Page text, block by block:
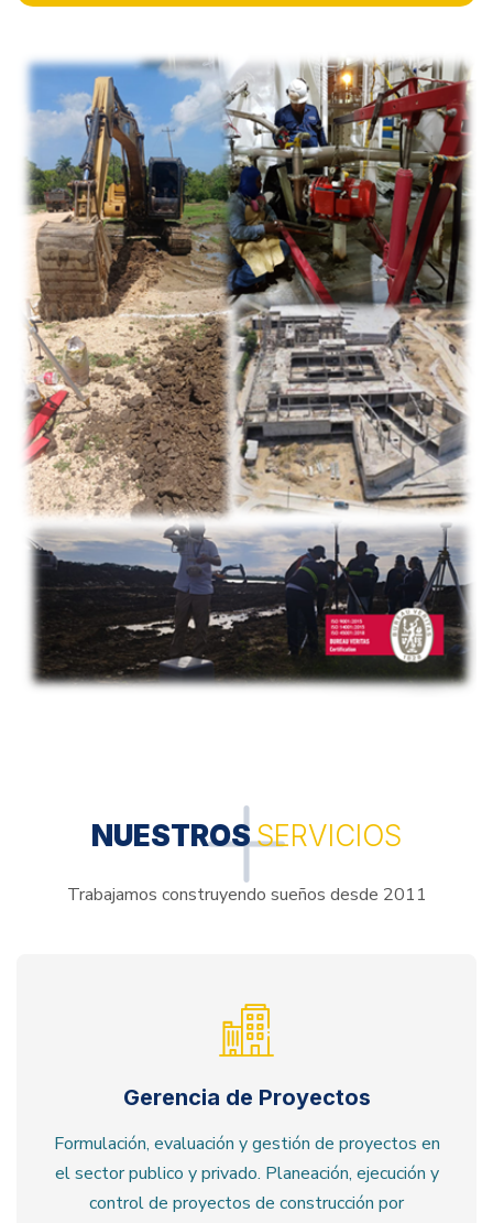
NUESTROSSERVICIOS
Trabajamos construyendo sueños desde 2011
Gerencia de Proyectos
Formulación, evaluación y gestión de proyectos en
el sector publico y privado. Planeación, ejecución y
control de proyectos de construcción por